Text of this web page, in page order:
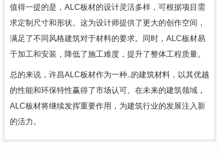
值得一提的是，ALC板材的设计灵活多样，可根据项目需
求定制尺寸和形状。这为设计师提供了更大的创作空间，
满足了不同风格建筑对于材料的要求。同时，ALC板材易
于加工和安装，降低了施工难度，提升了整体工程质量。
总的来说，许昌ALC板材作为一种..的建筑材料，以其优越
的性能和环保特性赢得了市场认可。在未来的建筑领域，
ALC板材将继续发挥重要作用，为建筑行业的发展注入新
的活力。